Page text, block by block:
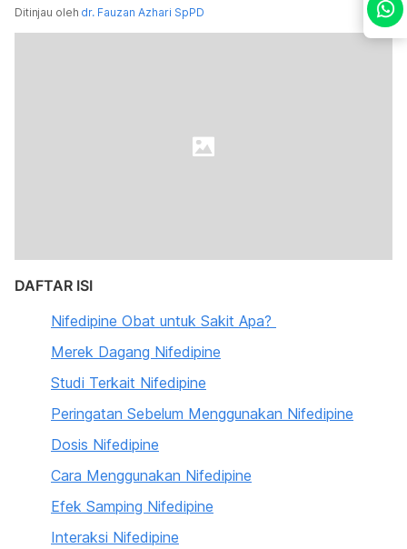
Ditinjau oleh dr. Fauzan Azhari SpPD
DAFTAR ISI
Nifedipine Obat untuk Sakit Apa?
Merek Dagang Nifedipine
Studi Terkait Nifedipine
Peringatan Sebelum Menggunakan Nifedipine
Dosis Nifedipine
Cara Menggunakan Nifedipine
Efek Samping Nifedipine
Interaksi Nifedipine